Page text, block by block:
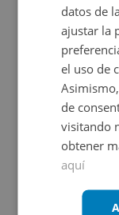
Cl
4 inmuebles
Desde
CONDICIONES
datos de
ajustar la
el uso de
de
visitando
obtener
aquí